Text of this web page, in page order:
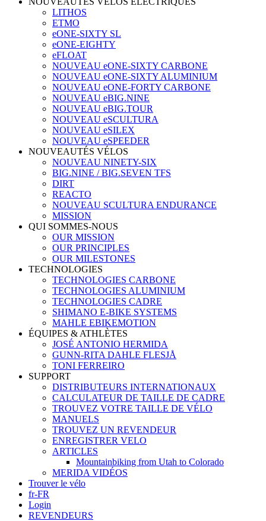
LITHOS
ETMO
eONE-SIXTY SL
eONE-EIGHTY
eFLOAT
NOUVEAU eONE-SIXTY CARBONE
NOUVEAU eONE-SIXTY ALUMINIUM
NOUVEAU eONE-FORTY CARBONE
NOUVEAU eBIG.NINE
NOUVEAU eBIG.TOUR
NOUVEAU eSCULTURA
NOUVEAU eSILEX
NOUVEAU eSPEEDER
NOUVEAUTÉS VÉLOS
NOUVEAU NINETY-SIX
BIG.NINE / BIG.SEVEN TFS
DIRT
REACTO
NOUVEAU SCULTURA ENDURANCE
MISSION
QUI SOMMES-NOUS
OUR MISSION
OUR PRINCIPLES
OUR MILESTONES
TECHNOLOGIES
TECHNOLOGIES CARBONE
TECHNOLOGIES ALUMINIUM
TECHNOLOGIES CADRE
SHIMANO E-BIKE SYSTEMS
MAHLE EBIKEMOTION
ÉQUIPES & ATHLÈTES
JOSÉ ANTONIO HERMIDA
GUNN-RITA DAHLE FLESJÅ
TONI FERREIRO
SUPPORT
DISTRIBUTEURS INTERNATIONAUX
CALCULATEUR DE TAILLE DE CADRE
TROUVEZ VOTRE TAILLE DE VÉLO
MANUELS
TROUVEZ UN REVENDEUR
ENREGISTRER VELO
ARTICLES
Mountainbiking from Utah to Colorado
MERIDA VIDÉOS
Trouver le vélo
fr-FR
Login
REVENDEURS